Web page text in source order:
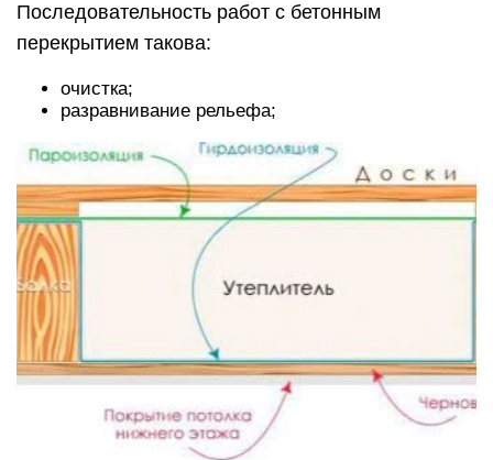
Последовательность работ с бетонным
перекрытием такова:
очистка;
разравнивание рельефа;